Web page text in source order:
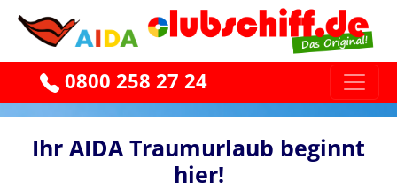
0800 258 27 24
Ihr AIDA Traumurlaub beginnt
hier!